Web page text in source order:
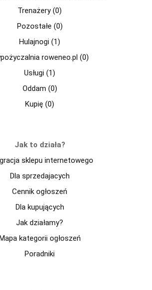
Trenażery (0)
Pozostałe (0)
Hulajnogi (1)
roweneo.pl (0)
Usługi (1)
Oddam (0)
Kupię (0)
Jak to działa?
sklepu internetowego
Dla sprzedajacych
Cennik ogłoszeń
Dla kupujących
Jak działamy?
kategorii ogłoszeń
Poradniki